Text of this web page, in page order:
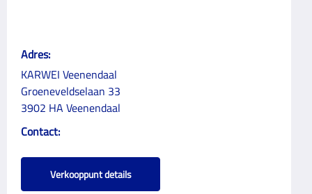
Adres:
KARWEI Veenendaal
Groeneveldselaan 33
3902 HA Veenendaal
Contact:
Verkooppunt details